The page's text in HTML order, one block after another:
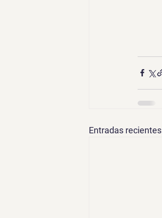
Entradas recientes